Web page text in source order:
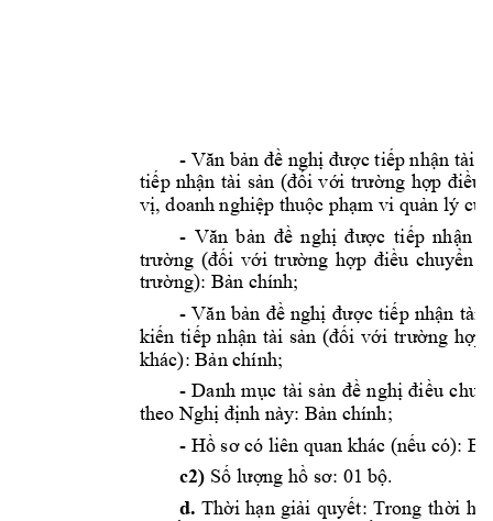
- Văn bản đề nghị được tiếp nhận tài
tiếp nhận tài sản (đối với trường hợp điều
vị, doanh nghiệp thuộc phạm vi quản lý của
- Văn bản đề nghị được tiếp nhận
trường (đối với trường hợp điều chuyển
trường): Bản chính;
- Văn bản đề nghị được tiếp nhận tài
kiến tiếp nhận tài sản (đối với trường hợp
khác): Bản chính;
- Danh mục tài sản đề nghị điều
theo Nghị định này: Bản chính;
- Hồ sơ có liên quan khác (nếu có):
c2) Số lượng hồ sơ: 01 bộ.
d. Thời hạn giải quyết: Trong thời